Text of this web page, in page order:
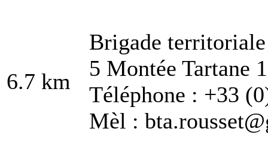
6.7 km
Brigade territoriale
5 Montée Tartane
Téléphone : +33
Mèl :